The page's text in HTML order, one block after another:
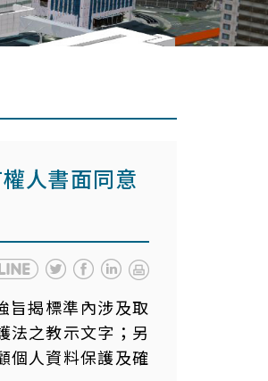
人書面同意
旨揭標準內涉及取
法之教示文字；另
個人資料保護及確